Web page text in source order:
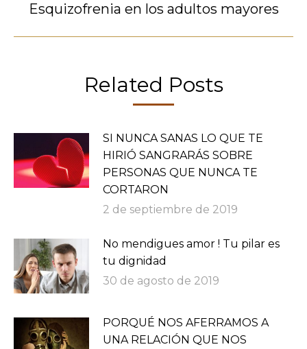
Publicación
Esquizofrenia en los adultos mayores
Related Posts
SI NUNCA SANAS LO QUE TE
HIRIÓ SANGRARÁS SOBRE
PERSONAS QUE NUNCA TE
CORTARON
2 de septiembre de 2019
No mendigues amor ! Tu pilar es
tu dignidad
30 de agosto de 2019
PORQUÉ NOS AFERRAMOS A
UNA RELACIÓN QUE NOS